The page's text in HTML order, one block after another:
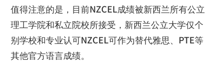
值得注意的是，目前NZCEL成绩被新西兰所有公立
理工学院和私立院校所接受，新西兰公立大学仅个
别学校和专业认可NZCEL可作为替代雅思、 PTE等
其他官方语言成绩。